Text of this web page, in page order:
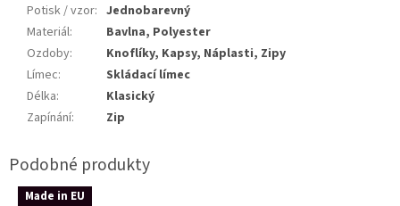
Potisk / vzor: Jednobarevný
Materiál:
Bavlna, Polyester
Ozdoby:
Knoflíky, Kapsy, Náplasti, Zipy
Límec:
Skládací límec
Délka:
Klasický
Zapínání: Zip
Made in EU